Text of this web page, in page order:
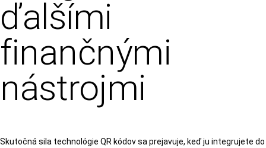
ďalšími
finančnými
nástrojmi
Skutočná sila technológie QR kódov sa prejavuje, keď ju integrujete do